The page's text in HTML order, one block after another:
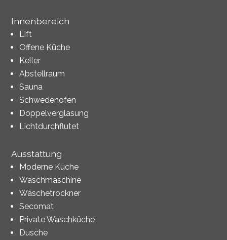
Innenbereich
Lift
Offene Küche
Keller
Abstellraum
Sauna
Schwedenofen
Doppelverglasung
Lichtdurchflutet
Ausstattung
Moderne Küche
Waschmaschine
Wäschetrockner
Secomat
Private Waschküche
Dusche